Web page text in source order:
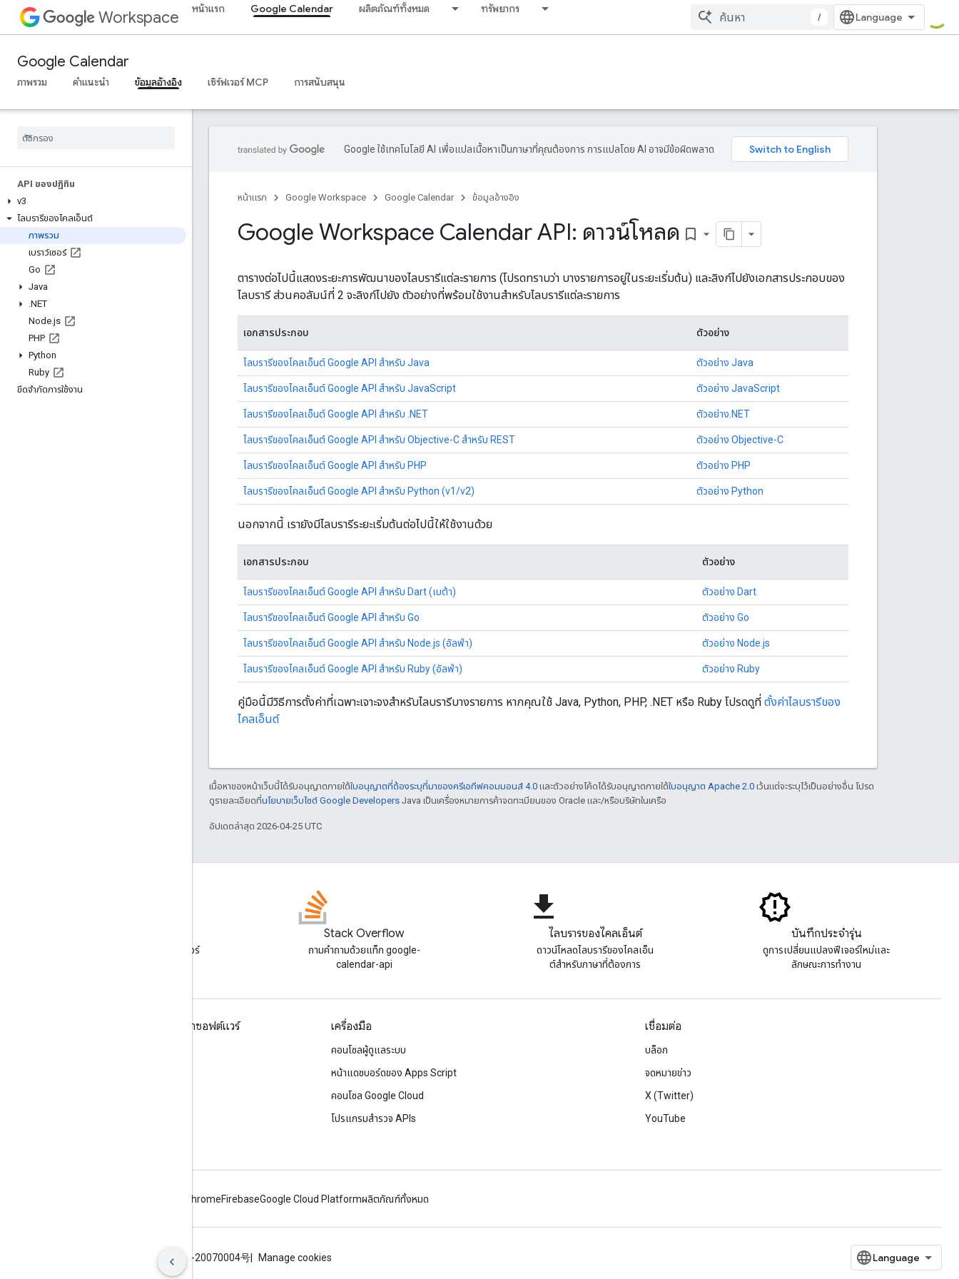
Workspace หน้าแรก Google Calendar ผลิตภัณฑ์ทั้งหมด ทรัพยากร
/
Google Calendar
ภาพรวม คำแนะนำ ข้อมูลอ้างอิง เซิร์ฟเวอร์ MCP การสนับสนุน
API ของปฏิทิน
v3
ไลบรารีของไคลเอ็นต์
ภาพรวม
เบราว์เซอร์
Go
Java
.NET
Node.js
PHP
Python
Ruby
ขีดจำกัดการใช้งาน
Google ใช้เทคโนโลยี AI เพื่อแปลเนื้อหาเป็นภาษาที่คุณต้องการ การแปลโดย AI อาจมีข้อผิดพลาด
หน้าแรก Google Workspace Google Calendar ข้อมูลอ้างอิง
Google Workspace Calendar API: ดาวน์โหลด bookmark_border
ตารางต่อไปนี้แสดงระยะการพัฒนาของไลบรารีแต่ละรายการ (โปรดทราบว่า บางรายการอยู่ในระยะเริ่มต้น) และลิงก์ไปยังเอกสารประกอบของ
ไลบรารี ส่วนคอลัมน์ที่ 2 จะลิงก์ไปยัง ตัวอย่างที่พร้อมใช้งานสำหรับไลบรารีแต่ละรายการ
เอกสารประกอบ ตัวอย่าง
ไลบรารีของไคลเอ็นต์ Google API สำหรับ Java ตัวอย่าง Java
ไลบรารีของไคลเอ็นต์ Google API สำหรับ JavaScript ตัวอย่าง JavaScript
ไลบรารีของไคลเอ็นต์ Google API สำหรับ .NET ตัวอย่าง.NET
ไลบรารีของไคลเอ็นต์ Google API สำหรับ Objective-C สำหรับ REST ตัวอย่าง Objective-C
ไลบรารีของไคลเอ็นต์ Google API สำหรับ PHP ตัวอย่าง PHP
ไลบรารีของไคลเอ็นต์ Google API สำหรับ Python (v1/v2) ตัวอย่าง Python
นอกจากนี้ เรายังมีไลบรารีระยะเริ่มต้นต่อไปนี้ให้ใช้งานด้วย
เอกสารประกอบ ตัวอย่าง
ไลบรารีของไคลเอ็นต์ Google API สำหรับ Dart (เบต้า) ตัวอย่าง Dart
ไลบรารีของไคลเอ็นต์ Google API สำหรับ Go ตัวอย่าง Go
ไลบรารีของไคลเอ็นต์ Google API สำหรับ Node.js (อัลฟ่า) ตัวอย่าง Node.js
ไลบรารีของไคลเอ็นต์ Google API สำหรับ Ruby (อัลฟ่า) ตัวอย่าง Ruby
คู่มือนี้มีวิธีการตั้งค่าที่เฉพาะเจาะจงสำหรับไลบรารีบางรายการ หากคุณใช้ Java, Python, PHP, .NET หรือ Ruby โปรดดูที่ ตั้งค่าไลบรารีของ
ไคลเอ็นต์
เนื้อหาของหน้าเว็บนี้ได้รับอนุญาตภายใต้ใบอนุญาตที่ต้องระบุที่มาของครีเอทีฟคอมมอนส์ 4.0 และตัวอย่างโค้ดได้รับอนุญาตภายใต้ใบอนุญาต Apache 2.0 เว้นแต่จะระบุไว้เป็นอย่างอื่น โปรด
ดูรายละเอียดที่นโยบายเว็บไซต์ Google Developers Java เป็นเครื่องหมายการค้าจดทะเบียนของ Oracle และ/หรือบริษัทในเครือ
อัปเดตล่าสุด 2026-04-25 UTC
อ่านบล็อกของนักพัฒนาซอฟต์แวร์
Stack Overflow
ถามคําถามด้วยแท็ก google-
calendar-api
file_download
ไลบรารีของไคลเอ็นต์
ดาวน์โหลดไลบรารีของไคลเอ็น
ต์สําหรับภาษาที่ต้องการ
บันทึกประจำรุ่น
ดูการเปลี่ยนแปลงฟีเจอร์ใหม่และ
ลักษณะการทํางาน
Google Workspace สําหรับนักพัฒนาซอฟต์แวร์ เครื่องมือ
คอนโซลผู้ดูแลระบบ
หน้าแดชบอร์ดของ Apps Script
คอนโซล Google Cloud
โปรแกรมสำรวจ APIs
เชื่อมต่อ
บล็อก
จดหมายข่าว
X (Twitter)
YouTube
ChromeFirebaseGoogle Cloud Platformผลิตภัณฑ์ทั้งหมด
ICP证合字B2-20070004号 Manage cookies